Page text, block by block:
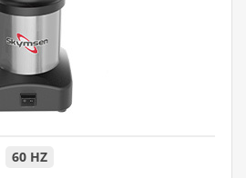
60 HZ